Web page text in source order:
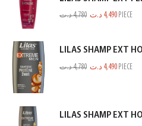
4,780د.ت 4,490 د.ت PIECE
LILAS SHAMP EXT
4,780د.ت 4,490 د.ت PIECE
LILAS SHAMP EXT